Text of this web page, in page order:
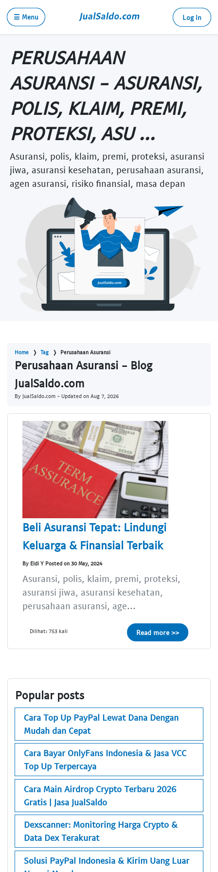
☰ Menu Log in
PERUSAHAAN
ASURANSI - ASURANSI,
POLIS, KLAIM, PREMI,
PROTEKSI, ASU ...
Asuransi, polis, klaim, premi, proteksi, asuransi
jiwa, asuransi kesehatan, perusahaan asuransi,
agen asuransi, risiko finansial, masa depan
Home Tag Perusahaan Asuransi
Perusahaan Asuransi - Blog
JualSaldo.com
By JualSaldo.com - Updated on Aug 7, 2026
Beli Asuransi Tepat: Lindungi
Keluarga & Finansial Terbaik
By Eldi Y Posted on 30 May, 2024
Asuransi, polis, klaim, premi, proteksi,
asuransi jiwa, asuransi kesehatan,
perusahaan asuransi, age...
Dilihat: 753 kali Read more >>
Popular posts
Cara Top Up PayPal Lewat Dana Dengan
Mudah dan Cepat
Cara Bayar OnlyFans Indonesia & Jasa VCC
Top Up Terpercaya
Cara Main Airdrop Crypto Terbaru 2026
Gratis | Jasa JualSaldo
Dexscanner: Monitoring Harga Crypto &
Data Dex Terakurat
Solusi PayPal Indonesia & Kirim Uang Luar